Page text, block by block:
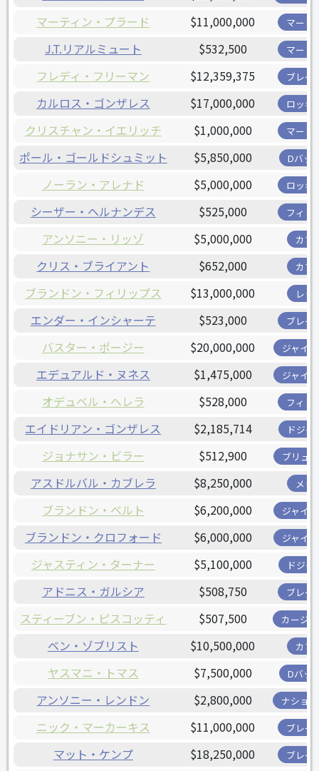
マーティン・プラード $11,000,000 マーリ
J.T.リアルミュート $532,500 マーリ
フレディ・フリーマン $12,359,375 ブレー
カルロス・ゴンザレス $17,000,000 ロッキ
クリスチャン・イエリッチ $1,000,000 マーリ
ポール・ゴールドシュミット $5,850,000 Dバッ
ノーラン・アレナド $5,000,000 ロッキ
シーザー・ヘルナンデス $525,000 フィリ
アンソニー・リッゾ $5,000,000 カブ
クリス・ブライアント $652,000 カブ
ブランドン・フィリップス $13,000,000 レッ
エンダー・インシャーテ $523,000 ブレー
バスター・ポージー $20,000,000 ジャイ
エデュアルド・ヌネス $1,475,000 ジャイ
オデュベル・ヘレラ $528,000 フィリ
エイドリアン・ゴンザレス $2,185,714 ドジャ
ジョナサン・ビラー $512,900 ブリュ
アスドルバル・カブレラ $8,250,000 メッ
ブランドン・ベルト $6,200,000 ジャイ
ブランドン・クロフォード $6,000,000 ジャイ
ジャスティン・ターナー $5,100,000 ドジャ
アドニス・ガルシア $508,750 ブレー
スティーブン・ピスコッティ $507,500 カージ
ベン・ゾブリスト $10,500,000 カブ
ヤスマニ・トマス $7,500,000 Dバッ
アンソニー・レンドン $2,800,000 ナショ
ニック・マーカーキス $11,000,000 ブレー
マット・ケンプ $18,250,000 ブレー